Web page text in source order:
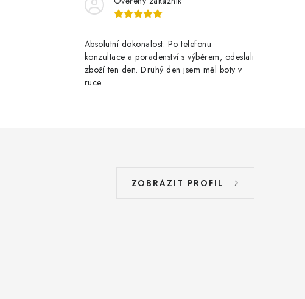
Absolutní dokonalost. Po telefonu
konzultace a poradenství s výběrem, odeslali
zboží ten den. Druhý den jsem měl boty v
ruce.
ZOBRAZIT PROFIL